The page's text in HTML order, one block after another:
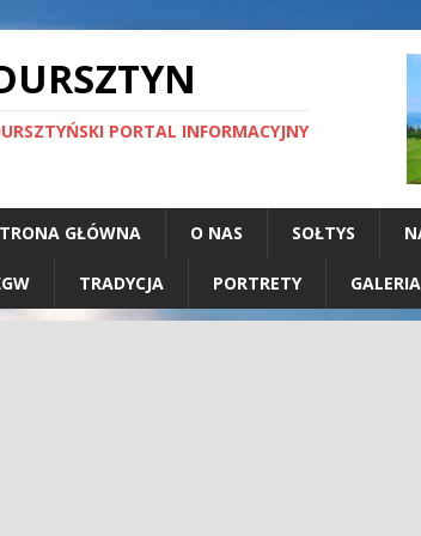
PORTAL INFORMACYJNY
GŁÓWNA O NAS SOŁTYS
TRADYCJA PORTRETY GALERIA